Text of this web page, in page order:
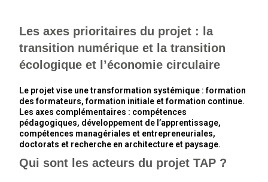
Les axes prioritaires du projet : la
transition numérique et la transition
écologique et l’économie circulaire
Le projet vise une transformation systémique : formation
des formateurs, formation initiale et formation continue.
Les axes complémentaires : compétences
pédagogiques, développement de l’apprentissage,
compétences managériales et entrepreneuriales,
doctorats et recherche en architecture et paysage.
Qui sont les acteurs du projet TAP ?